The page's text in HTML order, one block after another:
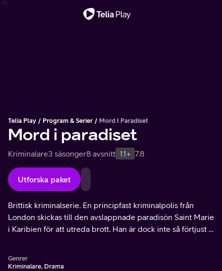
Telia Play Program & Serier Mord I Paradiset
Mord i paradiset
Kriminalare3 säsonger8 avsnitt 11+ 7.8
Utforska paket
Brittisk kriminalserie. En principfast kriminalpolis från
London skickas till den avslappnade paradisön Saint Marie
i Karibien för att utreda brott. Han är dock inte så förtjust i
Genrer
Kriminalare, Drama